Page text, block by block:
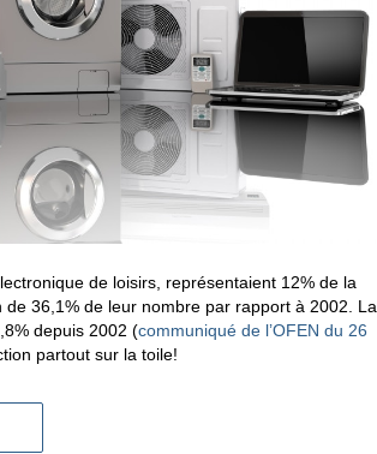
de loisirs, représentaient 12% de la
36,1% de leur nombre par rapport à 2002. La
depuis 2002 (communiqué de l’OFEN du 26
partout sur la toile!